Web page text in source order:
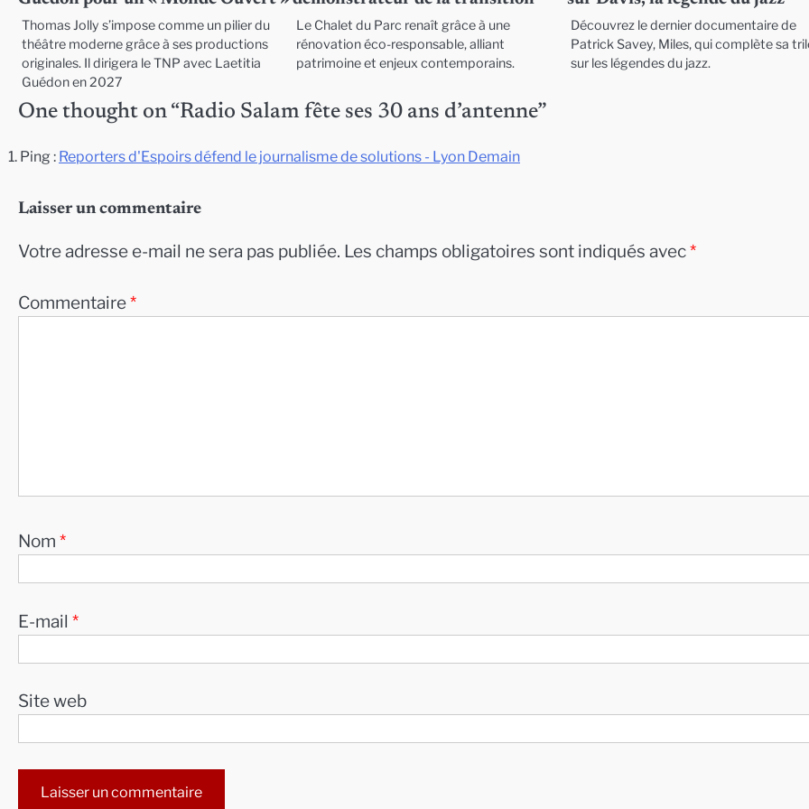
Thomas Jolly s’impose comme un pilier du
théâtre moderne grâce à ses productions
originales. Il dirigera le TNP avec Laetitia
Guédon en 2027
Le Chalet du Parc renaît grâce à une
rénovation éco-responsable, alliant
patrimoine et enjeux contemporains.
Découvrez le dernier documentaire de
Patrick Savey, Miles, qui complète sa
sur les légendes du jazz.
One thought on “Radio Salam fête ses 30 ans d’antenne”
Ping : Reporters d'Espoirs défend le journalisme de solutions - Lyon Demain
Laisser un commentaire
Votre adresse e-mail ne sera pas publiée. Les champs obligatoires sont indiqués avec*
Commentaire*
Nom *
E-mail *
Site web